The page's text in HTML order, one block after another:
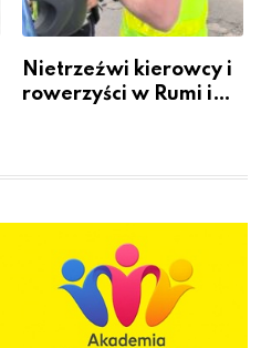
Nietrzeźwi kierowcy i
rowerzyści w Rumi i